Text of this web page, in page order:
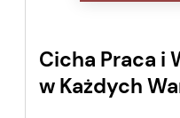
Cicha Praca i
w Każdych